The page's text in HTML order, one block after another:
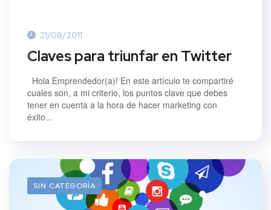
21/08/2011
Claves para triunfar en Twitter
Hola Emprendedor(a)! En este artículo te compartiré
cuales son, a mi criterio, los puntos clave que debes
tener en cuenta a la hora de hacer marketing con
éxito...
SIN CATEGORÍA